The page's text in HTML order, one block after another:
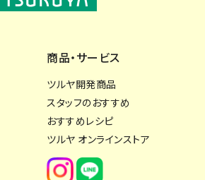
商品・サービス
ツルヤ開発商品
スタッフのおすすめ
おすすめレシピ
ツルヤ オンラインストア